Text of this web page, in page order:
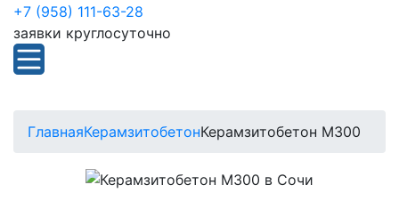
+7 (958) 111-63-28
заявки круглосуточно
ГлавнаяКерамзитобетонКерамзитобетон М300